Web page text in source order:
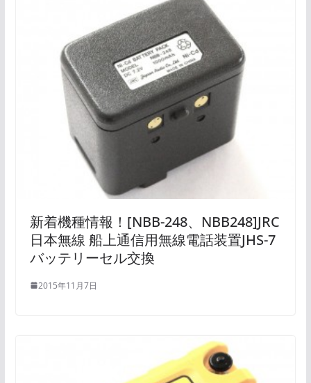
新着機種情報！[NBB-248、NBB248]JRC
日本無線 船上通信用無線電話装置JHS-7
バッテリーセル交換
2015年11月7日